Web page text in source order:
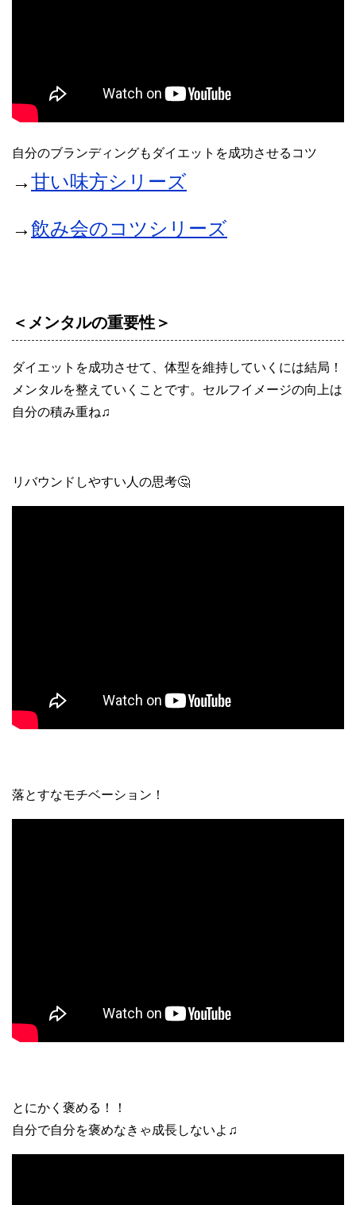
自分のブランディングもダイエットを成功させるコツ
→甘い味方シリーズ
→飲み会のコツシリーズ
＜メンタルの重要性＞
ダイエットを成功させて、体型を維持していくには結局！
メンタルを整えていくことです。セルフイメージの向上は
自分の積み重ね♫
リバウンドしやすい人の思考🤔
落とすなモチベーション！
とにかく褒める！！
自分で自分を褒めなきゃ成長しないよ♫